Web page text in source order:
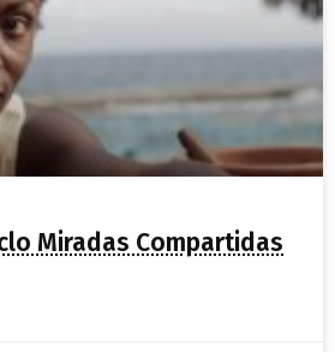
Miradas Compartidas